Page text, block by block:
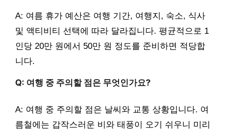
A: 여름 휴가 예산은 여행 기간, 여행지, 숙소, 식사
및 액티비티 선택에 따라 달라집니다. 평균적으로 1
인당 20만 원에서 50만 원 정도를 준비하면 적당합
니다.
Q: 여행 중 주의할 점은 무엇인가요?
A: 여행 중 주의할 점은 날씨와 교통 상황입니다. 여
름철에는 갑작스러운 비와 태풍이 오기 쉬우니 미리